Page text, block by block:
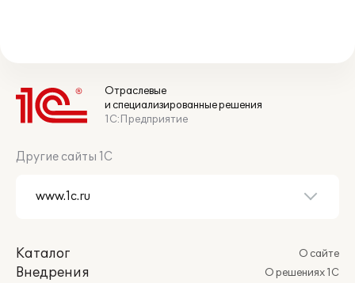
Отраслевые
и специализированные решения
1С:Предприятие
Другие сайты 1С
Каталог
Внедрения
О сайте
О решениях 1С